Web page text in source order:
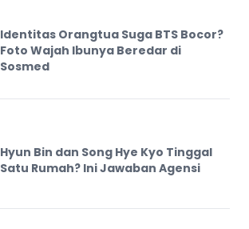
Identitas Orangtua Suga BTS Bocor?
Foto Wajah Ibunya Beredar di
Sosmed
Hyun Bin dan Song Hye Kyo Tinggal
Satu Rumah? Ini Jawaban Agensi